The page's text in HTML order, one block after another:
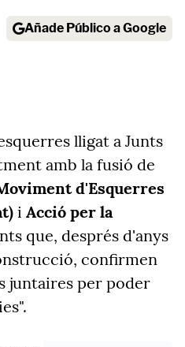
Añade Público a Google
lligat a Junts
amb la fusió de
d'Esquerres
i Acció per la
que, després d'anys
confirmen
juntaires per poder